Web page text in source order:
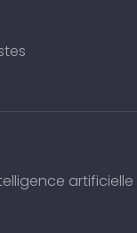
artificielle